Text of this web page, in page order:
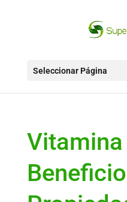
Seleccionar Página
Vitamina